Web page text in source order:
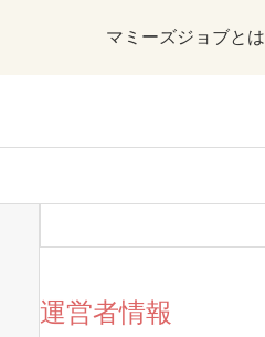
マミーズジョブとは
運営者情報